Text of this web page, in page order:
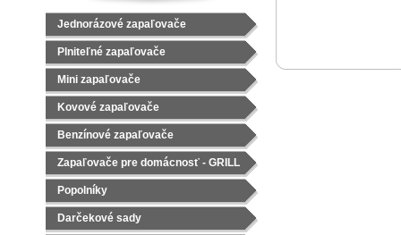
Jednorázové zapaľovače
Plniteľné zapaľovače
Mini zapaľovače
Kovové zapaľovače
Benzínové zapaľovače
Zapaľovače pre domácnosť - GRILL
Popolníky
Darčekové sady